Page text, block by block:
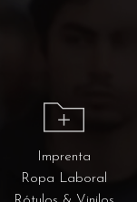
Imprenta
Ropa Laboral